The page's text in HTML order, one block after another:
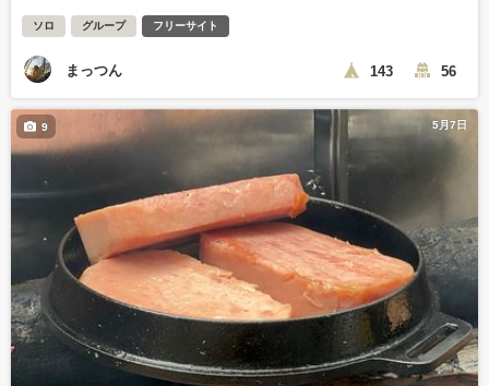
ソロ グループ フリーサイト
まっつん 143 56
5月7日
9